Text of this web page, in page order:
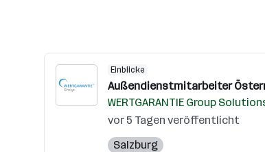
Einblicke
Außendienstmitarbeiter
WERTGARANTIE Group
vor 5 Tagen veröffentlicht
Salzburg